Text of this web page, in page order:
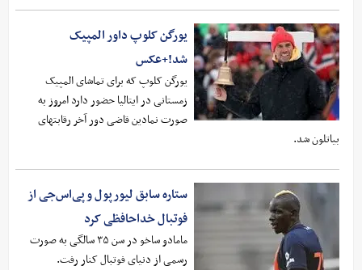
یورگن کلوپ داور المپیک
شد!+عکس
یورگن کلوپ که برای تماشای المپیک
زمستانی در ایتالیا حضور دارد امروز به
صورت نمادین قاضی دور آخر رقابتهای
بیاتلون شد.
ستاره سابق لیورپول و پی‌اس‌جی از
فوتبال خداحافظی کرد
مامادو ساخو در سن ۳۵ سالگی به صورت
رسمی از دنیای فوتبال کنار رفت.